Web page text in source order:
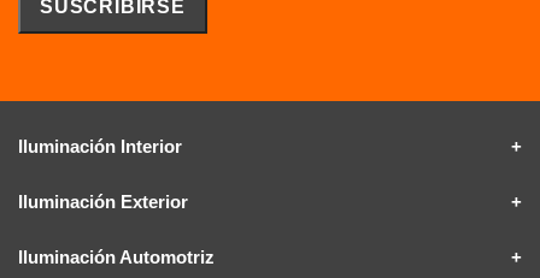
Iluminación Interior
Iluminación Exterior
Iluminación Automotriz